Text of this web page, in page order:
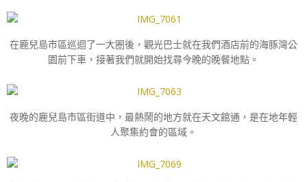
在鹿兒島市區巡迴了一大圈後，觀光巴士就在我們酒店前的海豚灣公
園前下車，接著我們就開始找尋今晚的晚餐地點。
夜晚的鹿兒島市區街道中，最熱鬧的地方就在天文館通，是在地年輕
人聚集約會的區域。